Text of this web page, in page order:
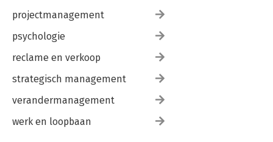
projectmanagement
psychologie
reclame en verkoop
strategisch management
verandermanagement
werk en loopbaan